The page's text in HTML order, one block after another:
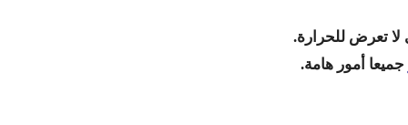
لا تعرض للحرارة.
جميعا أمور هامة.